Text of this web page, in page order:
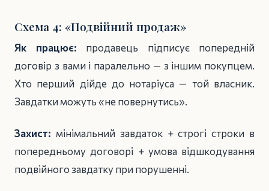
Схема 4: «Подвійний продаж»
Як працює: продавець підписує попередній
договір з вами і паралельно — з іншим покупцем.
Хто перший дійде до нотаріуса — той власник.
Завдатки можуть «не повернутись».
Захист: мінімальний завдаток + строгі строки в
попередньому договорі + умова відшкодування
подвійного завдатку при порушенні.